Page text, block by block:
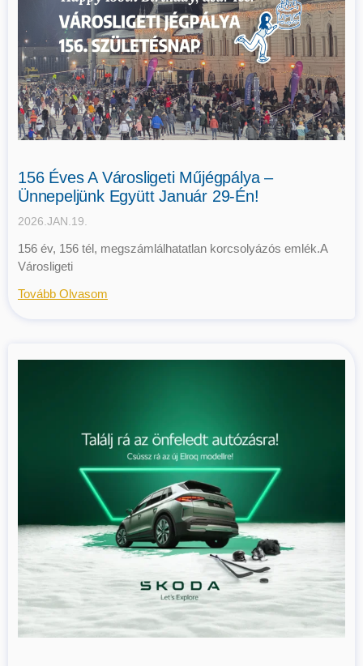
156 Éves A Városligeti Műjégpálya –
Ünnepeljünk Együtt Január 29-Én!
2026.JAN.19.
156 év, 156 tél, megszámlálhatatlan korcsolyázós emlék.A
Városligeti
Tovább Olvasom